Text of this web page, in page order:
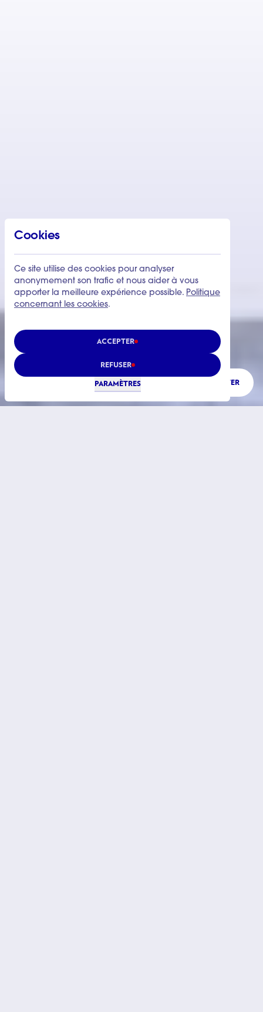
Cookies
Ce site utilise des cookies pour analyser
anonymement son trafic et nous aider à vous
apporter la meilleure expérience possible. Politique
concernant les cookies.
ACCEPTER
REFUSER
PARAMÈTRES ÉCOUTER